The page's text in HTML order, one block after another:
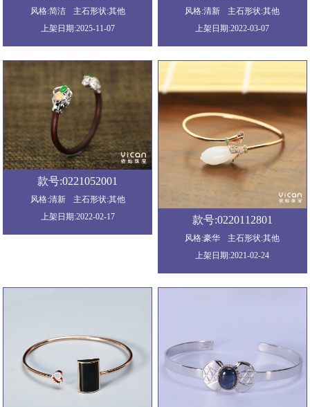
风格:简洁
主石形状:其他
上架日期:2025-11-07
风格:清新
主石形状:其他
上架日期:2022-03-07
款号:0221052001
风格:清新
主石形状:其他
上架日期:2022-02-17
款号:0220112801
风格:豪华
主石形状:其他
上架日期:2021-02-24